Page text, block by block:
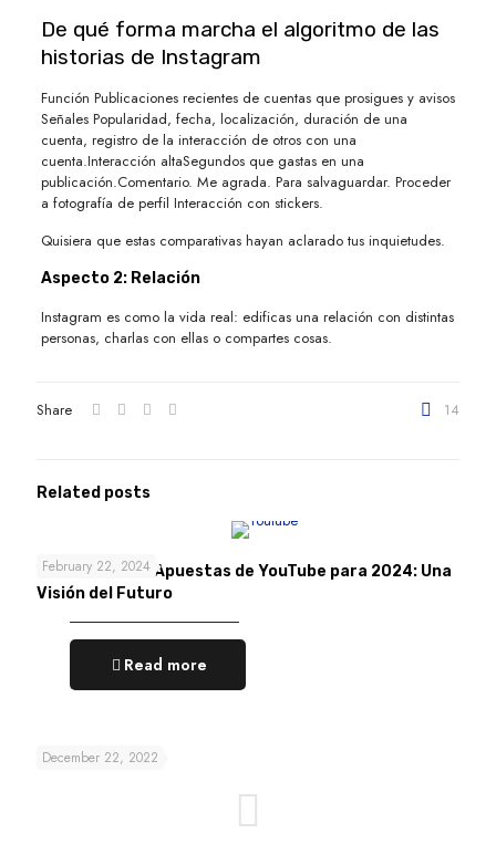
De qué forma marcha el algoritmo de las
historias de Instagram
Función Publicaciones recientes de cuentas que prosigues y avisos
Señales Popularidad, fecha, localización, duración de una
cuenta, registro de la interacción de otros con una
cuenta.Interacción altaSegundos que gastas en una
publicación.Comentario. Me agrada. Para salvaguardar. Proceder
a fotografía de perfil Interacción con stickers.
Quisiera que estas comparativas hayan aclarado tus inquietudes.
Aspecto 2: Relación
Instagram es como la vida real: edificas una relación con distintas
personas, charlas con ellas o compartes cosas.
Share 14
Related posts
February 22, 2024
Las 4 Grandes Apuestas de YouTube para 2024: Una
Visión del Futuro
Read more
December 22, 2022